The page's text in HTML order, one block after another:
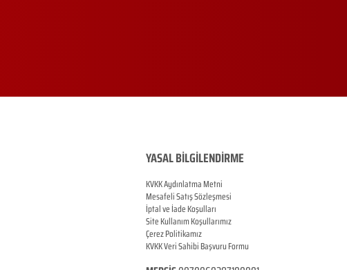
YASAL BİLGİLENDİRME
KVKK Aydınlatma Metni
Mesafeli Satış Sözleşmesi
İptal ve İade Koşulları
Site Kullanım Koşullarımız
Çerez Politikamız
KVKK Veri Sahibi Başvuru Formu